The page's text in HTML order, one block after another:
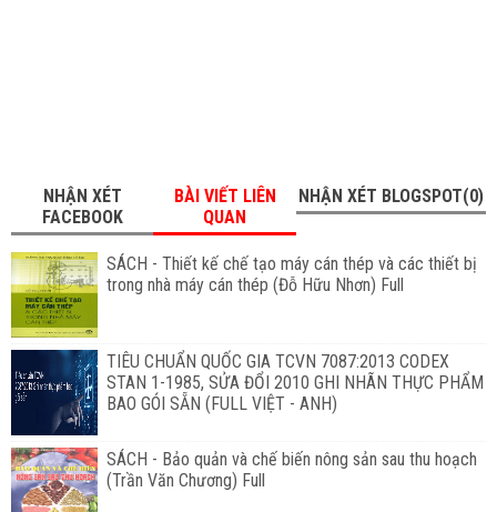
NHẬN XÉT
FACEBOOK
BÀI VIẾT LIÊN
QUAN
NHẬN XÉT BLOGSPOT(0)
SÁCH - Thiết kế chế tạo máy cán thép và các thiết bị
trong nhà máy cán thép (Đỗ Hữu Nhơn) Full
TIÊU CHUẨN QUỐC GIA TCVN 7087:2013 CODEX
STAN 1-1985, SỬA ĐỔI 2010 GHI NHÃN THỰC PHẨM
BAO GÓI SẴN (FULL VIỆT - ANH)
SÁCH - Bảo quản và chế biến nông sản sau thu hoạch
(Trần Văn Chương) Full